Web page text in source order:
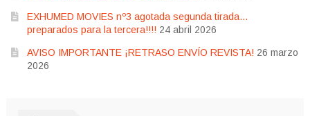
EXHUMED MOVIES nº3 agotada segunda tirada…
preparados para la tercera!!!! 24 abril 2026
AVISO IMPORTANTE ¡RETRASO ENVÍO REVISTA! 26 marzo
2026